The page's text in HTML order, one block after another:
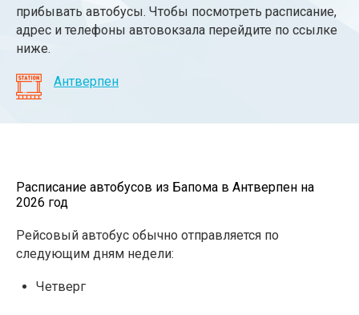
прибывать автобусы. Чтобы посмотреть расписание,
адрес и телефоны автовокзала перейдите по ссылке
ниже.
Антверпен
Расписание автобусов из Бапома в Антверпен на
2026 год
Рейсовый автобус обычно отправляется по
следующим дням недели:
Четверг